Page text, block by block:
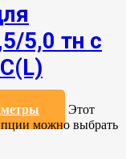
5,0 тн с
Этот
можно выбрать